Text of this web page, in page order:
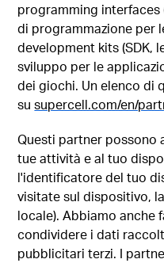
programming
di programmazione per
development kits (SDK,
sviluppo per le
dei giochi. Un elenco di
susupercell.com/en/
Questi partner possono
tue attività e al tuo
l'identificatore del tuo
visitate sul dispositivo,
locale). Abbiamo anche
condividere i dati
pubblicitari terzi. I